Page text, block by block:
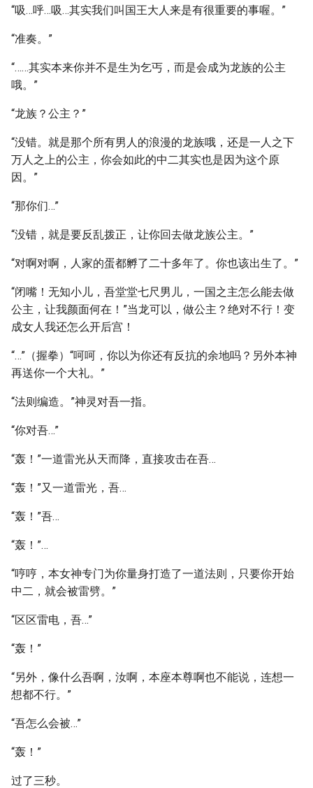
“吸…呼…吸…其实我们叫国王大人来是有很重要的事喔。”
“准奏。”
“……其实本来你并不是生为乞丐，而是会成为龙族的公主
哦。”
“龙族？公主？”
“没错。就是那个所有男人的浪漫的龙族哦，还是一人之下
万人之上的公主，你会如此的中二其实也是因为这个原
因。”
“那你们…”
“没错，就是要反乱拨正，让你回去做龙族公主。”
“对啊对啊，人家的蛋都孵了二十多年了。你也该出生了。”
“闭嘴！无知小儿，吾堂堂七尺男儿，一国之主怎么能去做
公主，让我颜面何在！”当龙可以，做公主？绝对不行！变
成女人我还怎么开后宫！
“…”（握拳）“呵呵，你以为你还有反抗的余地吗？另外本神
再送你一个大礼。”
“法则编造。”神灵对吾一指。
“你对吾…”
“轰！”一道雷光从天而降，直接攻击在吾…
“轰！”又一道雷光，吾…
“轰！”吾…
“轰！”…
“哼哼，本女神专门为你量身打造了一道法则，只要你开始
中二，就会被雷劈。”
“区区雷电，吾…”
“轰！”
“另外，像什么吾啊，汝啊，本座本尊啊也不能说，连想一
想都不行。”
“吾怎么会被…”
“轰！”
过了三秒。